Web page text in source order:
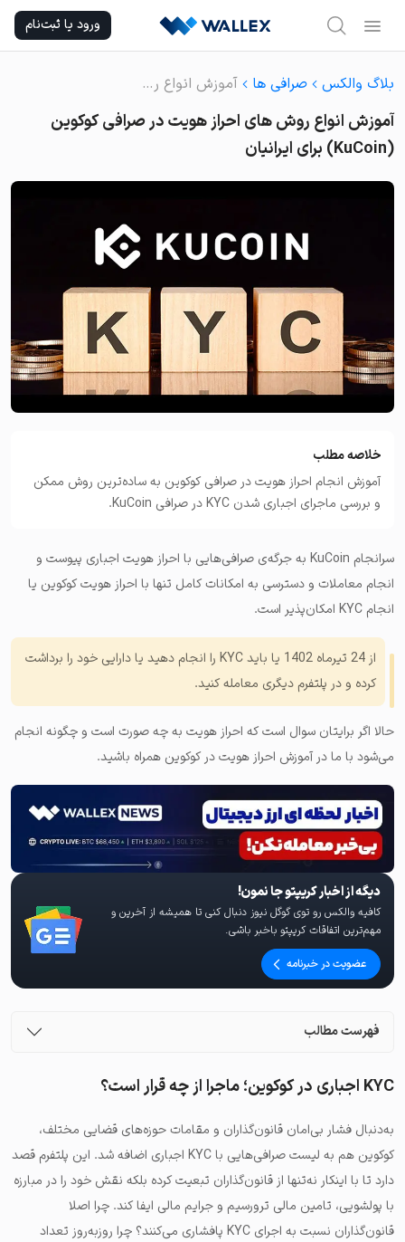
content
ورود یا ثبت‌نام
بلاگ والکس صرافی ها آموزش انواع روش های احراز هویت در صرافی کوکوین (KuCoin) برای ایرانیان
آموزش انواع روش های احراز هویت در صرافی کوکوین
(KuCoin) برای ایرانیان
خلاصه مطلب
آموزش انجام احراز هویت در صرافی کوکوین به ساده‌ترین روش ممکن
و بررسی ماجرای اجباری شدن KYC در صرافی KuCoin.
سرانجام KuCoin به جرگه‌ی صرافی‌هایی با احراز هویت اجباری پیوست و
انجام معاملات و دسترسی به امکانات کامل تنها با احراز هویت کوکوین یا
انجام KYC امکان‌پذیر است
.
از 24 تیرماه 1402 یا باید KYC را انجام دهید یا دارایی خود را برداشت
کرده و در پلتفرم دیگری معامله کنید.
حالا اگر برایتان سوال است که احراز هویت به چه صورت است و چگونه انجام
می‌شود با ما در آموزش احراز هویت در کوکوین همراه باشید.
دیگه از اخبار کریپتو جا نمون!
کافیه والکس رو توی گوگل نیوز دنبال کنی تا همیشه از آخرین و
مهم‌ترین اتفاقات کریپتو باخبر باشی.
عضویت در خبرنامه
فهرست مطالب
KYC اجباری در کوکوین؛ ماجرا از چه قرار است؟
به‌دنبال فشار بی‌امان قانون‌گذاران و مقامات حوزه‌های قضایی مختلف،
کوکوین هم به لیست صرافی‌هایی با KYC اجباری اضافه شد. این پلتفرم قصد
دارد تا با اینکار نه‌تنها از قانون‌گذاران تبعیت کرده بلکه نقش خود را در مبارزه
با پولشویی، تامین مالی ترورسیم و جرایم مالی ایفا کند. چرا اصلا
قانون‌گذاران نسبت به اجرای KYC پافشاری می‌کنند؟ چرا روزبه‌روز تعداد